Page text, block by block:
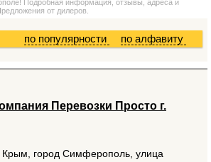
Подробная информация, отзывы, адреса и
от дилеров.
по алфавиту
по популярности
Перевозки Просто г.
Крым, город Симферополь, улица